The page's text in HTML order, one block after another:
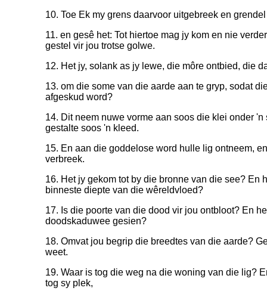
10. Toe Ek my grens daarvoor uitgebreek en
11. en gesê het: Tot hiertoe mag jy kom en nie
gestel vir jou trotse golwe.
12. Het jy, solank as jy lewe, die môre ontbied, die
13. om die some van die aarde aan te gryp, sodat
afgeskud word?
14. Dit neem nuwe vorme aan soos die klei onder
gestalte soos 'n kleed.
15. En aan die goddelose word hulle lig ontneem,
verbreek.
16. Het jy gekom tot by die bronne van die see? En
binneste diepte van die wêreldvloed?
17. Is die poorte van die dood vir jou ontbloot? En
doodskaduwee gesien?
18. Omvat jou begrip die breedtes van die aarde?
weet.
19. Waar is tog die weg na die woning van die lig?
tog sy plek,